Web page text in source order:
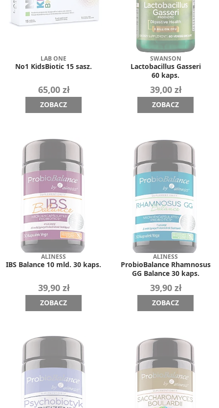
LAB ONE
No1 KidsBiotic 15 sasz.
65,00 zł
ZOBACZ
SWANSON
Lactobacillus Gasseri
60 kaps.
39,00 zł
ZOBACZ
ALINESS
IBS Balance 10 mld. 30 kaps.
39,90 zł
ZOBACZ
ALINESS
ProbioBalance Rhamnosus
GG Balance 30 kaps.
39,90 zł
ZOBACZ